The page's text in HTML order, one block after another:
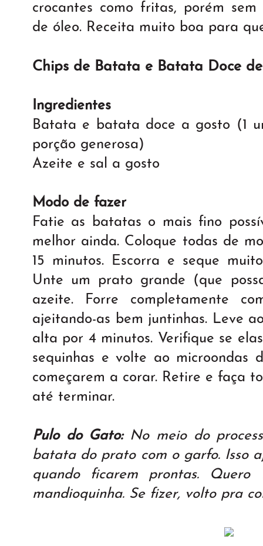
crocantes como fritas, porém sem
de óleo. Receita muito boa para
Chips de Batata e Batata Doce
Ingredientes
Batata e batata doce a gosto (1
porção generosa)
Azeite e sal a gosto
Modo de fazer
Fatie as batatas o mais fino
melhor ainda. Coloque todas de
15 minutos. Escorra e seque
Unte um prato grande (que
azeite. Forre completamente
ajeitando-as bem juntinhas. Leve
alta por 4 minutos. Verifique se
sequinhas e volte ao microondas
começarem a corar. Retire e faça
até terminar.
Pulo do Gato: No meio do
batata do prato com o garfo. Isso
quando ficarem prontas.
mandioquinha. Se fizer, volto pra